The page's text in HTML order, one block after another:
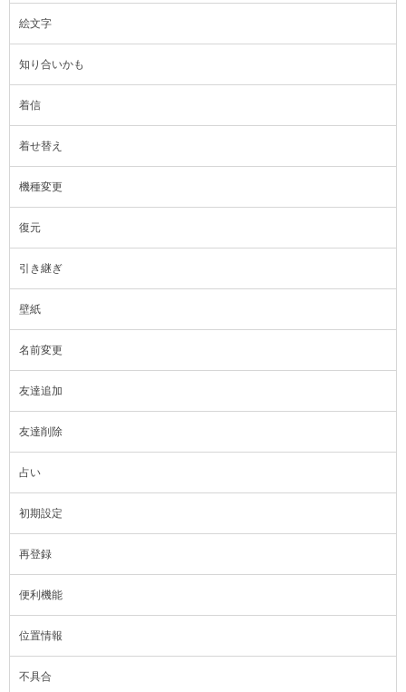
絵文字
知り合いかも
着信
着せ替え
機種変更
復元
引き継ぎ
壁紙
名前変更
友達追加
友達削除
占い
初期設定
再登録
便利機能
位置情報
不具合